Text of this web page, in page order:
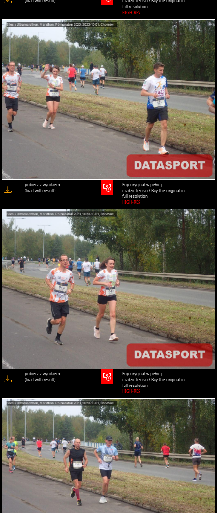
full resolution
HIGH-RES
pobierz z wynikiem
(load with result)
Kup oryginał w pełnej
rozdzielczości / Buy the original in
full resolution
HIGH-RES
pobierz z wynikiem
(load with result)
Kup oryginał w pełnej
rozdzielczości / Buy the original in
full resolution
HIGH-RES